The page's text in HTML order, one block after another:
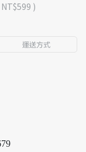
NT$599 )
運送方式